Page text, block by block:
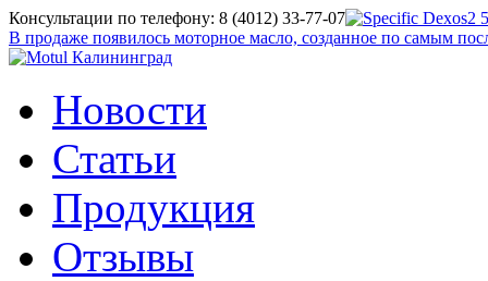
Консультации по телефону: 8 (4012) 33-77-07
В продаже появилось моторное масло, созданное по самым
Новости
Статьи
Продукция
Отзывы